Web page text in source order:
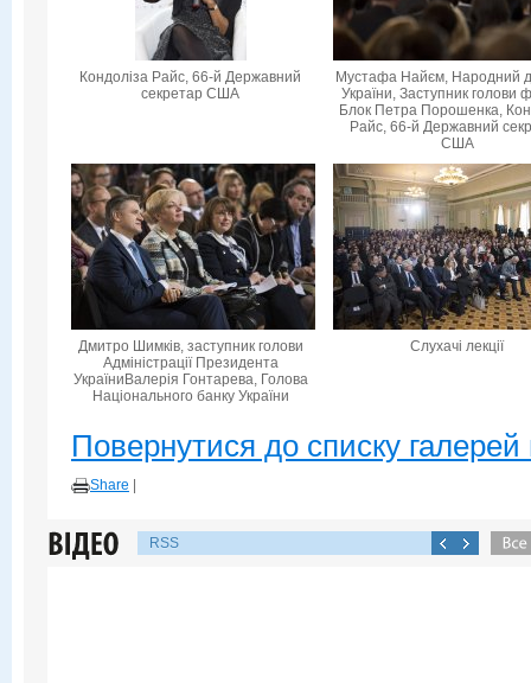
Кондоліза Райс, 66-й Державний
секретар США
Мустафа Найєм, Народний
України, Заступник голови
Блок Петра Порошенка,
Райс, 66-й Державний
США
Дмитро Шимків, заступник голови
Адміністрації Президента
УкраїниВалерія Гонтарева, Голова
Національного банку України
Слухачі лекції
Повернутися до списку галерей
Share
RSS